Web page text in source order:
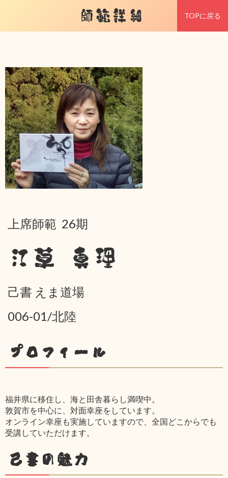
師範詳細 TOPに戻る
上席師範 26期
江草 真理
己書 えま道場
006-01/北陸
プロフィール
福井県に移住し、海と田舎暮らし満喫中。
敦賀市を中心に、対面幸座をしています。
オンライン幸座も実施していますので、全国どこからでも
受講していただけます。
己書の魅力